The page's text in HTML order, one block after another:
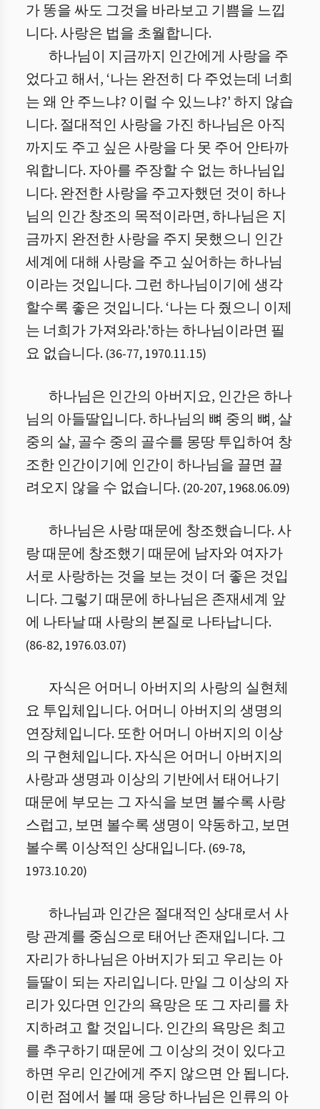
가 똥을 싸도 그것을 바라보고 기쁨을 느낍
니다. 사랑은 법을 초월합니다.
하나님이 지금까지 인간에게 사랑을 주
었다고 해서, ‘나는 완전히 다 주었는데 너희
는 왜 안 주느냐? 이럴 수 있느냐?' 하지 않습
니다.절대적인 사랑을 가진 하나님은 아직
까지도 주고 싶은 사랑을 다 못 주어 안타까
워합니다. 자아를 주장할 수 없는 하나님입
니다. 완전한 사랑을 주고자했던 것이 하나
님의 인간 창조의 목적이라면, 하나님은 지
금까지 완전한 사랑을 주지 못했으니 인간
세계에 대해 사랑을 주고 싶어하는 하나님
이라는 것입니다. 그런 하나님이기에 생각
할수록 좋은 것입니다.‘나는 다 줬으니 이제
는 너희가 가져와라.'하는 하나님이라면 필
요 없습니다. (36-77, 1970.11.15)
하나님은 인간의 아버지요, 인간은 하나
님의 아들딸입니다. 하나님의 뼈 중의 뼈, 살
중의 살, 골수 중의 골수를 몽땅 투입하여 창
조한 인간이기에 인간이 하나님을 끌면 끌
려오지 않을 수 없습니다. (20-207, 1968.06.09)
하나님은 사랑 때문에 창조했습니다. 사
랑 때문에 창조했기 때문에 남자와 여자가
서로 사랑하는 것을 보는 것이 더 좋은 것입
니다. 그렇기 때문에 하나님은 존재세계 앞
에 나타날 때 사랑의 본질로 나타납니다.
(86-82, 1976.03.07)
자식은 어머니 아버지의 사랑의 실현체
요 투입체입니다. 어머니 아버지의 생명의
연장체입니다. 또한 어머니 아버지의 이상
의 구현체입니다. 자식은 어머니 아버지의
사랑과 생명과 이상의 기반에서 태어나기
때문에 부모는 그 자식을 보면 볼수록 사랑
스럽고, 보면 볼수록 생명이 약동하고, 보면
볼수록 이상적인 상대입니다. (69-78,
1973.10.20)
하나님과 인간은 절대적인 상대로서 사
랑 관계를 중심으로 태어난 존재입니다. 그
자리가 하나님은 아버지가 되고 우리는 아
들딸이 되는 자리입니다. 만일 그 이상의 자
리가 있다면 인간의 욕망은 또 그 자리를 차
지하려고 할 것입니다. 인간의 욕망은 최고
를 추구하기 때문에 그 이상의 것이 있다고
하면 우리 인간에게 주지 않으면 안 됩니다.
이런 점에서 볼 때 응당 하나님은 인류의 아